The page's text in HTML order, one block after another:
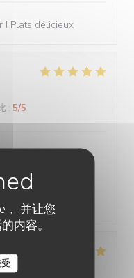
， 并让您
内容。
! Plats délicieux
: 5/5
restaurant qui
Tout est
rien Merci à